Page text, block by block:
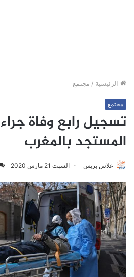
الرئيسية / مجتمع
مجتمع
تسجيل رابع وفاة
المستجد بالمغرب
علاش بريس السبت 21 مارس 2020